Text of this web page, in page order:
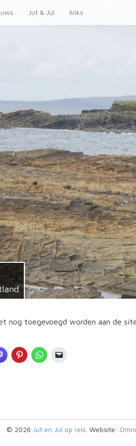
Jut & Jul links
nog toegevoegd worden aan de
© 2026 Jut en Jul op reis . Website: